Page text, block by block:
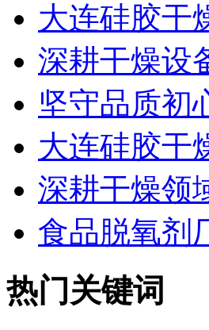
大连硅胶干
深耕干燥设
坚守品质初
大连硅胶干
深耕干燥领
食品脱氧剂
热门关键词